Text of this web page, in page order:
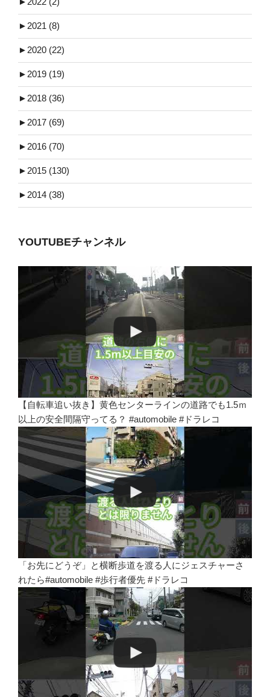
► 2021 (8)
► 2020 (22)
► 2019 (19)
► 2018 (36)
► 2017 (69)
► 2016 (70)
► 2015 (130)
► 2014 (38)
YOUTUBEチャンネル
【自転車追い抜き】黄色センターラインの道路でも1.5ｍ
以上の安全間隔守ってる？ #automobile #ドラレコ
「お先にどうぞ」と横断歩道を渡る人にジェスチャーさ
れたら#automobile #歩行者優先 #ドラレコ